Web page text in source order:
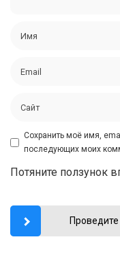
Сохранить моё имя,
последующих моих
Потяните ползунок